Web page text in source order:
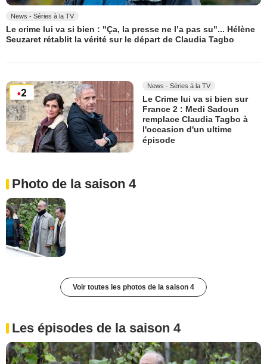
News - Séries à la TV
Le crime lui va si bien : "Ça, la presse ne l’a pas su"... Hélène
Seuzaret rétablit la vérité sur le départ de Claudia Tagbo
News - Séries à la TV
Le Crime lui va si bien sur
France 2 : Medi Sadoun
remplace Claudia Tagbo à
l'occasion d'un ultime
épisode
Photo de la saison 4
Voir toutes les photos de la saison 4
Les épisodes de la saison 4